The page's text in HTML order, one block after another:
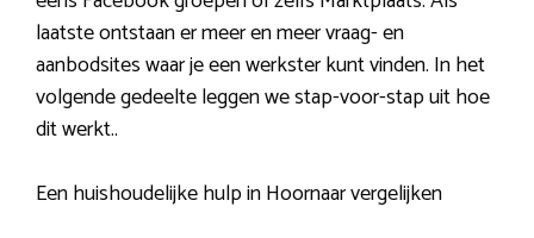
laatste ontstaan er meer en meer vraag- en
aanbodsites waar je een werkster kunt vinden. In het
volgende gedeelte leggen we stap-voor-stap uit hoe
dit werkt..
Een huishoudelijke hulp in Hoornaar vergelijken